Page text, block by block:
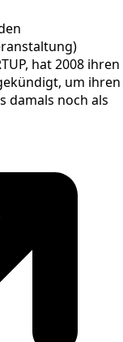
hat 2008 ihren
um ihren
damals noch als